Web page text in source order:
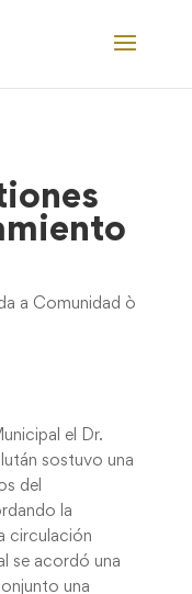
a Comunidad ò
el Dr.
sostuvo una
del
la
circulación
se acordó una
una